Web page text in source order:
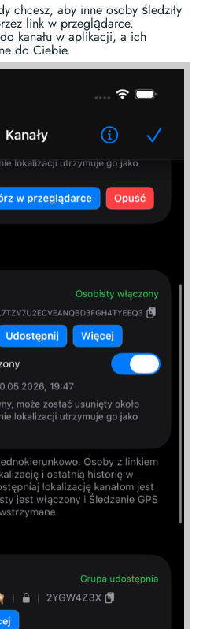
chcesz, aby inne osoby śledziły
link w przeglądarce.
kanału w aplikacji, a ich
do Ciebie.